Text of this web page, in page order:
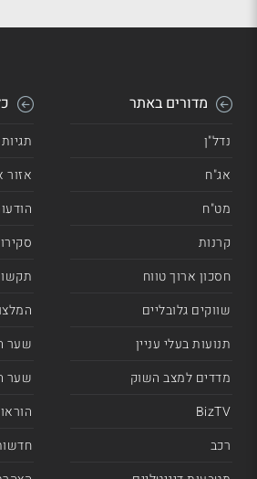
מדורים באתר
נדל"ן
אג"ח
מט"ח
קרנות
חסכון ארוך טווח
שווקים גלובליים
תנועות בעלי עניין
מדדים למצב השוק
BizTV
רכב
אזור
שער
שער